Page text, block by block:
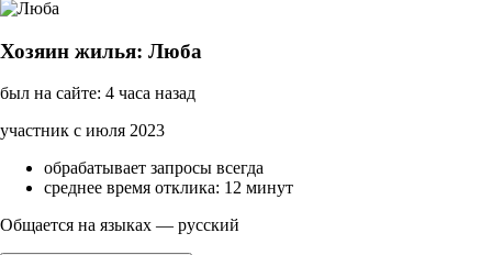
Хозяин жилья: Люба
был на сайте: 4 часа назад
участник с июля 2023
обрабатывает запросы всегда
среднее время отклика: 12 минут
Общается на языках — русский